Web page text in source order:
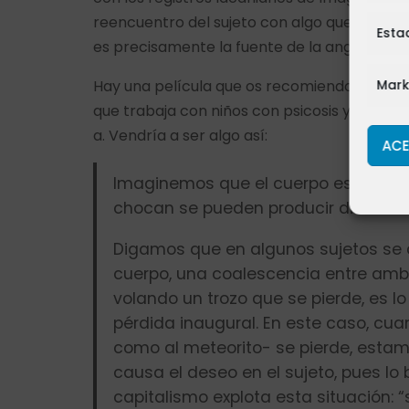
reencuentro del sujeto con algo que no
es precisamente la fuente de la angustia. Y
Hay una película que os recomiendo a
que trabaja con niños con psicosis y
a. Vendría a ser algo así:
Imaginemos que el cuerpo es la
chocan se pueden producir diversos
Digamos que en algunos sujetos
cuerpo, una coalescencia entre
volando un trozo que se pierde, es
pérdida inaugural. En este caso,
como al meteorito- se pierde,
causa el deseo en el sujeto, pues lo
capitalismo explota esta situación: